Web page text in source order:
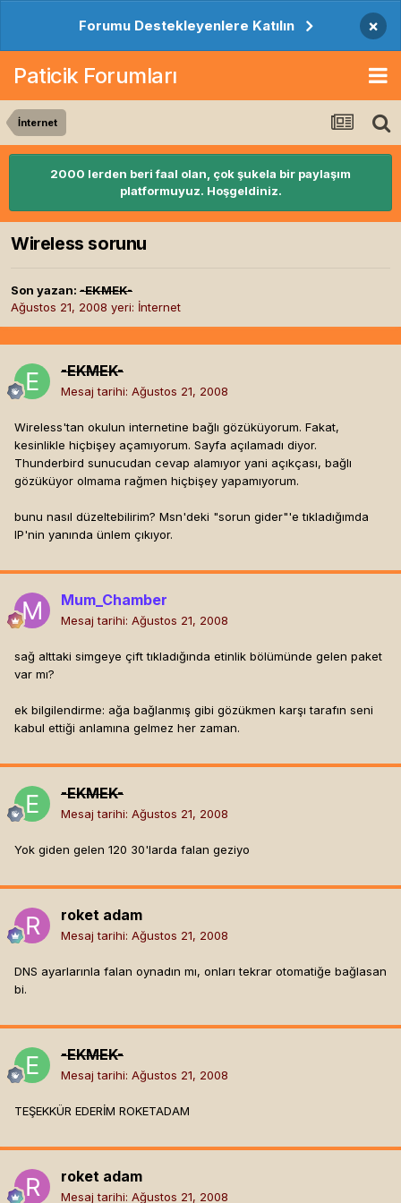
Forumu Destekleyenlere Katılın ×
Paticik Forumları
İnternet
2000 lerden beri faal olan, çok şukela bir paylaşım
platformuyuz. Hoşgeldiniz.
Wireless sorunu
Son yazan: -EKMEK-
Ağustos 21, 2008 yeri: İnternet
-EKMEK-
Mesaj tarihi: Ağustos 21, 2008
Wireless'tan okulun internetine bağlı gözüküyorum. Fakat,
kesinlikle hiçbişey açamıyorum. Sayfa açılamadı diyor.
Thunderbird sunucudan cevap alamıyor yani açıkçası, bağlı
gözüküyor olmama rağmen hiçbişey yapamıyorum.
bunu nasıl düzeltebilirim? Msn'deki "sorun gider"'e tıkladığımda
IP'nin yanında ünlem çıkıyor.
Mum_Chamber
Mesaj tarihi: Ağustos 21, 2008
sağ alttaki simgeye çift tıkladığında etinlik bölümünde gelen paket
var mı?
ek bilgilendirme: ağa bağlanmış gibi gözükmen karşı tarafın seni
kabul ettiği anlamına gelmez her zaman.
-EKMEK-
Mesaj tarihi: Ağustos 21, 2008
Yok giden gelen 120 30'larda falan geziyo
roket adam
Mesaj tarihi: Ağustos 21, 2008
DNS ayarlarınla falan oynadın mı, onları tekrar otomatiğe bağlasan
bi.
-EKMEK-
Mesaj tarihi: Ağustos 21, 2008
TEŞEKKÜR EDERİM ROKETADAM
roket adam
Mesaj tarihi: Ağustos 21, 2008